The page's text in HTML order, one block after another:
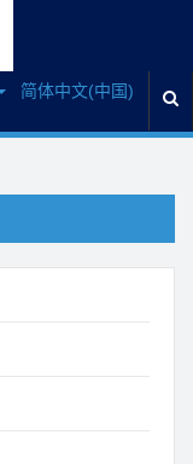
简体中文(中国)